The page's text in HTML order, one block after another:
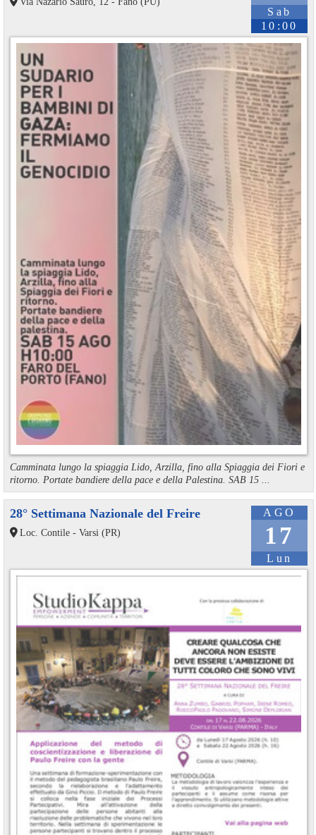
Sab
10:00
Camminata lungo la spiaggia Lido, Arzilla, fino alla Spiaggia dei Fiori e
ritorno. Portate bandiere della pace e della Palestina. SAB 15 ...
AGO
17
Lun
28° Settimana Nazionale del Freire
Loc. Contile - Varsi (PR)